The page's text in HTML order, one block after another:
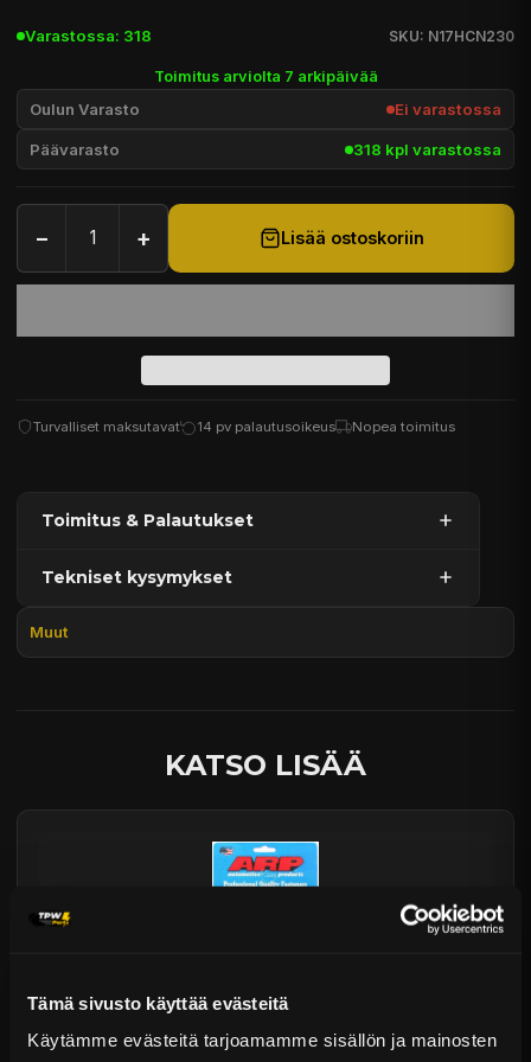
Tämä sivusto käyttää evästeitä
Käytämme evästeitä tarjoamamme sisällön ja mainosten
Varastossa: 318 SKU: N17HCN230
Toimitus arviolta 7 arkipäivää
Oulun Varasto Ei varastossa
Päävarasto 318 kpl varastossa
− + Lisää ostoskoriin
Turvalliset maksutavat 14 pv palautusoikeus Nopea toimitus
Toimitus & Palautukset
Päävaraston tuotteet 7 arkipäivässä
Tekniset kysymykset
Muut
KATSO LISÄÄ
ARP venttiilikannen pultit Hyundai 2.0L Turbo